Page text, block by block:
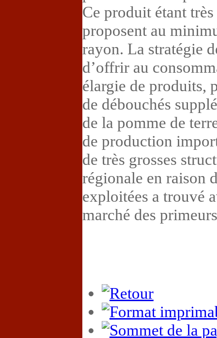
Ce produit étant
proposent au
rayon. La stratégie
d’offrir au
élargie de produits,
de débouchés
de la pomme de
de production
de très grosses
régionale en raison
exploitées a trouvé
marché des